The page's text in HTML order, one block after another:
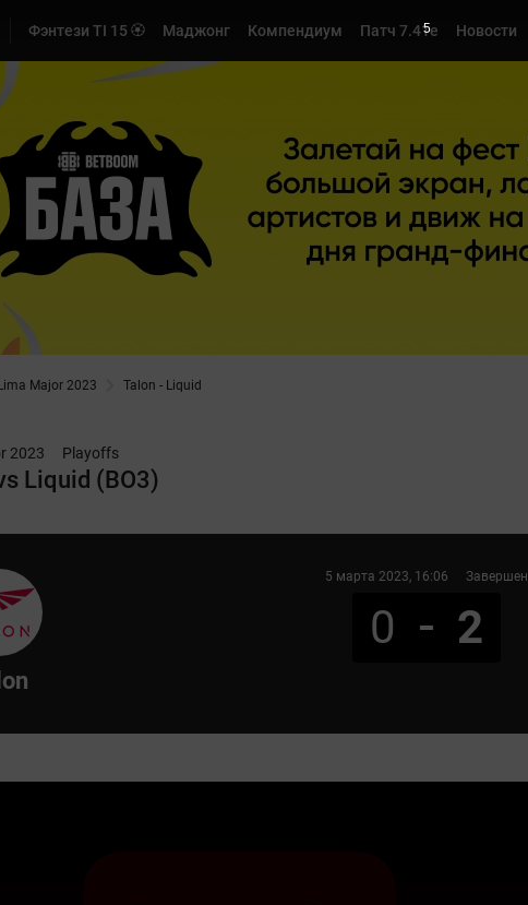
Фэнтези TI 15 🏵️ Маджонг Компендиум Патч 7.41e Новости
Lima Major 2023 Talon - Liquid
2023 Playoffs
Liquid (BO3)
5 марта 2023, 16:06 Завершен
0 2
4